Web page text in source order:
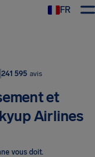
FR
241 595 avis
et
Airlines
vous doit.